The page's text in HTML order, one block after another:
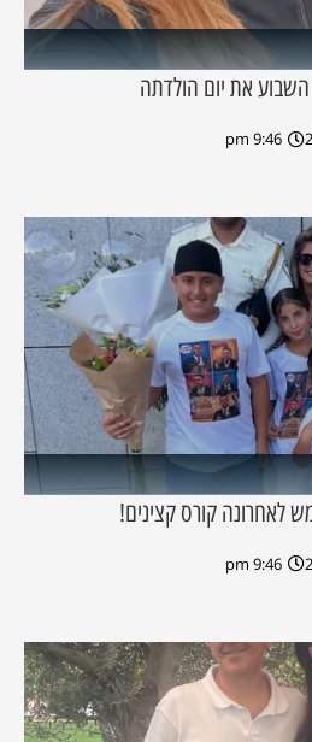
את יום הולדתה
9:46 pm
לאחרונה קורס קצינים!
9:46 pm